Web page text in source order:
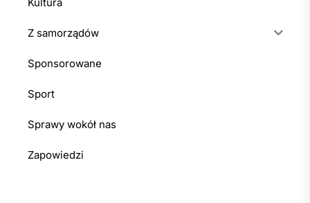
Z samorządów
Sponsorowane
Sport
Sprawy wokół nas
Zapowiedzi